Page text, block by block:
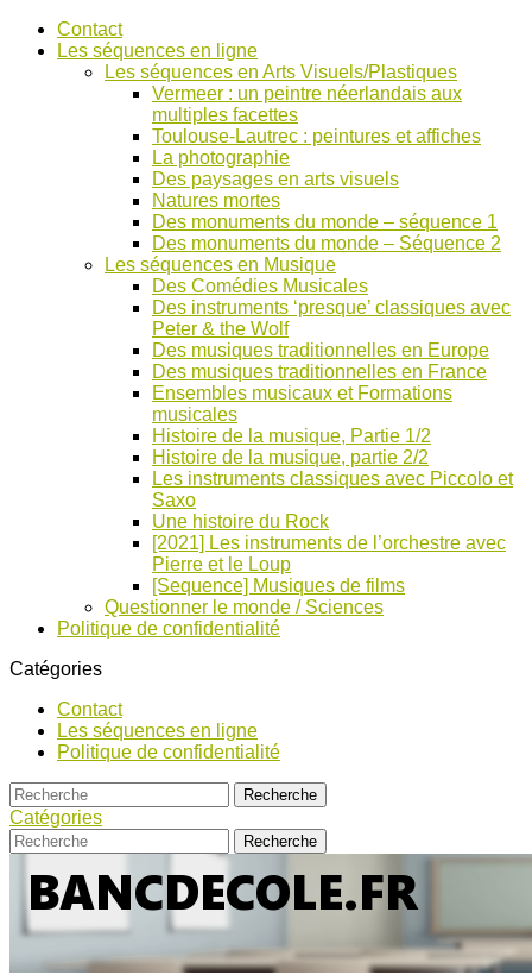
AccéderContact
Les séquences en ligne
Les séquences en Arts Visuels/Plastiques
Vermeer : un peintre néerlandais aux
multiples facettes
Toulouse-Lautrec : peintures et affiches
La photographie
Des paysages en arts visuels
Natures mortes
Des monuments du monde – séquence 1
Des monuments du monde – Séquence 2
Les séquences en Musique
Des Comédies Musicales
Des instruments ‘presque’ classiques avec
Peter & the Wolf
Des musiques traditionnelles en Europe
Des musiques traditionnelles en France
Ensembles musicaux et Formations
musicales
Histoire de la musique, Partie 1/2
Histoire de la musique, partie 2/2
Les instruments classiques avec Piccolo et
Saxo
Une histoire du Rock
[2021] Les instruments de l’orchestre avec
Pierre et le Loup
[Sequence] Musiques de films
Questionner le monde / Sciences
Politique de confidentialité
Catégories
Contact
Les séquences en ligne
Politique de confidentialité
Catégories